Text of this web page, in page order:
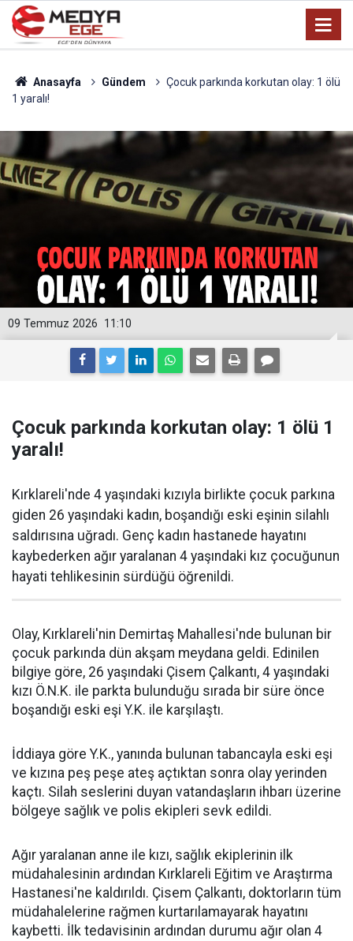
Anasayfa Gündem
Çocuk parkında korkutan olay: 1 ölü
1 yaralı!
11:10
09 Temmuz 2026
Çocuk parkında korkutan olay: 1 ölü 1
yaralı!
Kırklareli'nde 4 yaşındaki kızıyla birlikte çocuk parkına
giden 26 yaşındaki kadın, boşandığı eski eşinin silahlı
saldırısına uğradı. Genç kadın hastanede hayatını
kaybederken ağır yaralanan 4 yaşındaki kız çocuğunun
hayati tehlikesinin sürdüğü öğrenildi.
Olay, Kırklareli'nin Demirtaş Mahallesi'nde bulunan bir
çocuk parkında dün akşam meydana geldi. Edinilen
bilgiye göre, 26 yaşındaki Çisem Çalkantı, 4 yaşındaki
kızı Ö.N.K. ile parkta bulunduğu sırada bir süre önce
boşandığı eski eşi Y.K. ile karşılaştı.
İddiaya göre Y.K., yanında bulunan tabancayla eski eşi
ve kızına peş peşe ateş açtıktan sonra olay yerinden
kaçtı. Silah seslerini duyan vatandaşların ihbarı üzerine
bölgeye sağlık ve polis ekipleri sevk edildi.
Ağır yaralanan anne ile kızı, sağlık ekiplerinin ilk
müdahalesinin ardından Kırklareli Eğitim ve Araştırma
Hastanesi'ne kaldırıldı. Çisem Çalkantı, doktorların tüm
müdahalelerine rağmen kurtarılamayarak hayatını
kaybetti. İlk tedavisinin ardından durumu ağır olan 4